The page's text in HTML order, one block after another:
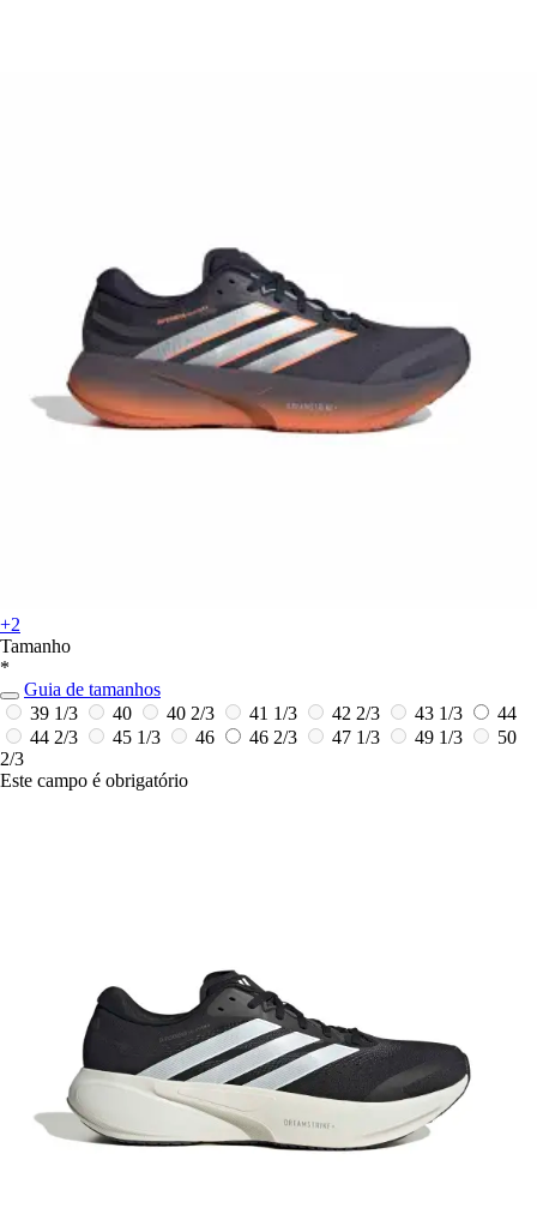
+2
Tamanho
*
Guia de tamanhos
39 1/3
40 40 2/3 41 1/3 42 2/3 43 1/3
44
44 2/3
45 1/3 46 46 2/3 47 1/3 49 1/3
50
2/3
Este campo é obrigatório